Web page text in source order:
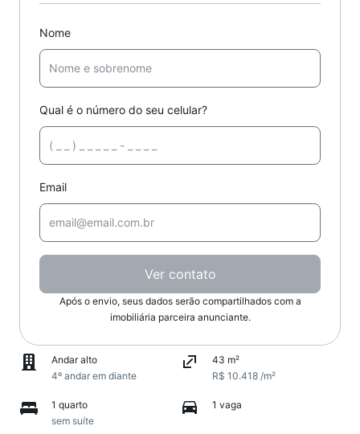
Nome
Qual é o número do seu celular?
Email
Ver contato
Após o envio, seus dados serão compartilhados com a
imobiliária parceira anunciante.
Andar alto
4º andar em diante
43 m²
R$ 10.418 /m²
1 quarto
sem suíte
1 vaga